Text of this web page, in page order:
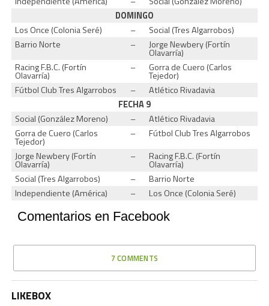
DOMINGO
Los Once (Colonia Seré)
–
Social (Tres Algarrobos)
Barrio Norte
– Jorge Newbery (Fortín
Olavarría)
Racing F.B.C. (Fortín
Olavarría)
– Gorra de Cuero (Carlos
Tejedor)
Fútbol Club Tres Algarrobos
–
Atlético Rivadavia
FECHA 9
Social (González Moreno)
–
Atlético Rivadavia
Gorra de Cuero (Carlos
Tejedor)
–
Fútbol Club Tres Algarrobos
Jorge Newbery (Fortín
Olavarría)
– Racing F.B.C. (Fortín
Olavarría)
Social (Tres Algarrobos)
–
Barrio Norte
Independiente (América)
– Los Once (Colonia Seré)
Comentarios en Facebook
7 COMMENTS
LIKEBOX